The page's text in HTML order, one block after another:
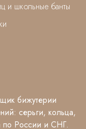
и школьные банты
бижутерии
серьги, кольца,
по России и СНГ.